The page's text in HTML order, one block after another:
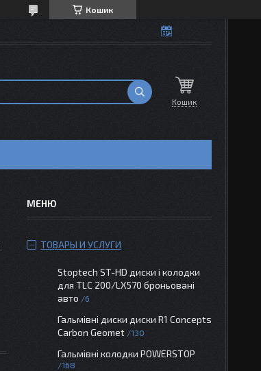
Кошик
Кошик
ТОВАРЫ И УСЛУГИ
Stoptech ST-HD диски і колодки
для TLC 200/LX570 броньовані
авто
6
Гальмівні диски диски R1 Concepts
Carbon Geomet
130
Гальмівні колодки POWERSTOP
168